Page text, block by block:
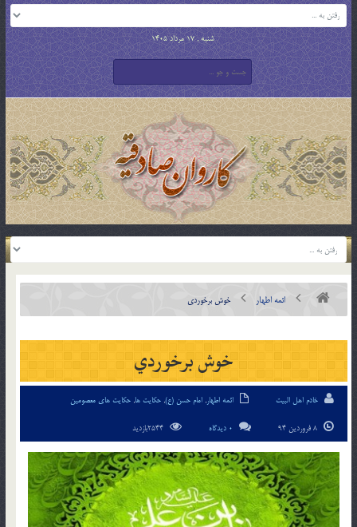
شنبه , 17 مرداد 1405
ائمه اطهار خوش برخوردي
خوش برخوردي
خادم اهل البیت ائمه اطهار, امام حسن (ع), حکایت ها, حکایت های معصومین
0 دیدگاه